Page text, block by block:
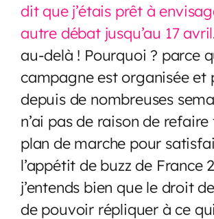
dit que j’étais prêt à
autre débat jusqu’au 17 avril
au-delà ! Pourquoi ? parce
campagne est organisée et
depuis de nombreuses
n’ai pas de raison de
plan de marche pour
l’appétit de buzz de France
j’entends bien que le droit
de pouvoir répliquer à ce